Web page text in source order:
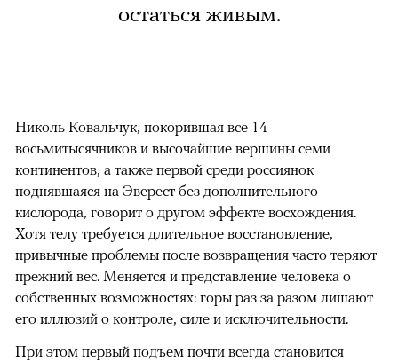
остаться живым.
Николь Ковальчук, покорившая все 14
восьмитысячников и высочайшие вершины семи
континентов, а также первой среди россиянок
поднявшаяся на Эверест без дополнительного
кислорода, говорит о другом эффекте восхождения.
Хотя телу требуется длительное восстановление,
привычные проблемы после возвращения часто теряют
прежний вес. Меняется и представление человека о
собственных возможностях: горы раз за разом лишают
его иллюзий о контроле, силе и исключительности.
При этом первый подъем почти всегда становится